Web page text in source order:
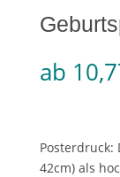
ab
Posterdruck:
42cm) als